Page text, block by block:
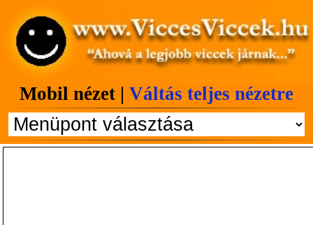
Mobil nézet | Váltás teljes nézetre